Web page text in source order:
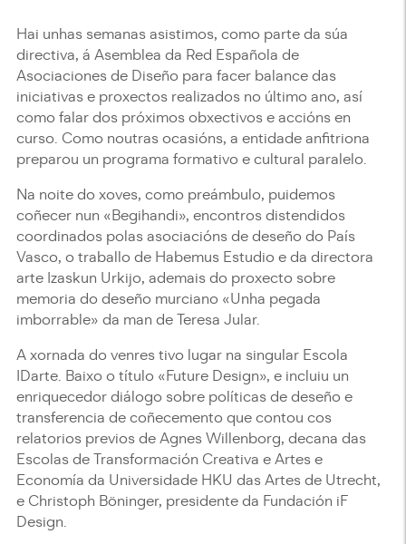
Hai unhas semanas asistimos, como parte da súa
directiva, á Asemblea da Red Española de
Asociaciones de Diseño para facer balance das
iniciativas e proxectos realizados no último ano, así
como falar dos próximos obxectivos e accións en
curso. Como noutras ocasións, a entidade anfitriona
preparou un programa formativo e cultural paralelo.
Na noite do xoves, como preámbulo, puidemos
coñecer nun «Begihandi», encontros distendidos
coordinados polas asociacións de deseño do País
Vasco, o traballo de Habemus Estudio e da directora
arte Izaskun Urkijo, ademais do proxecto sobre
memoria do deseño murciano «Unha pegada
imborrable» da man de Teresa Jular.
A xornada do venres tivo lugar na singular Escola
IDarte. Baixo o título «Future Design», e incluiu un
enriquecedor diálogo sobre políticas de deseño e
transferencia de coñecemento que contou cos
relatorios previos de Agnes Willenborg, decana das
Escolas de Transformación Creativa e Artes e
Economía da Universidade HKU das Artes de Utrecht,
e Christoph Böninger, presidente da Fundación iF
Design.